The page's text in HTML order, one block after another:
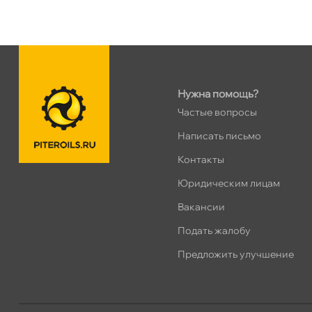
Сегодня, бесплатно
пр.Науки 10к1 (2 этаж)
Нужна помощь?
Частые вопросы
Написать письмо
Контакты
Юридическим лицам
акансии
Подать жалобу
Предложить улучшение